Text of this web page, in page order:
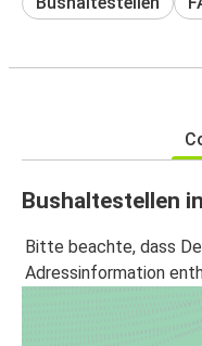
Bushaltestellen
Bitte beachte, dass
Adressinformation